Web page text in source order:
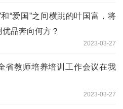
和“爱国”之间横跳的叶国富，将
品奔向何方？
2023-03-27
省教师培养培训工作会议在我
2023-03-27